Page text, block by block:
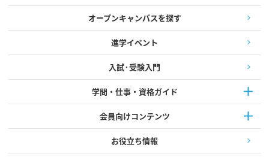
オープンキャンパスを探す
進学イベント
入試·受験入門
学問・仕事・資格ガイド
会員向けコンテンツ
お役立ち情報